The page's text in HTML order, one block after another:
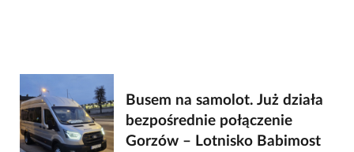
Busem na samolot. Już działa
bezpośrednie połączenie
Gorzów – Lotnisko Babimost